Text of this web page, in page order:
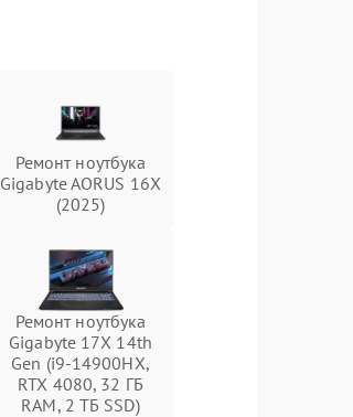
Ремонт ноутбука
Gigabyte AORUS 16X
(2025)
Ремонт ноутбука
Gigabyte 17X 14th
Gen (i9-14900HX,
RTX 4080, 32 ГБ
RAM, 2 ТБ SSD)